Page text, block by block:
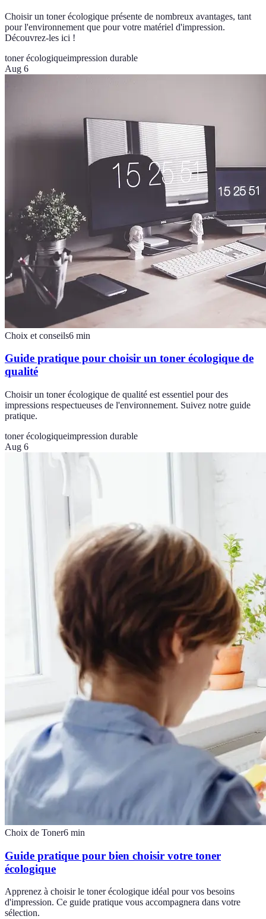
Choisir un toner écologique présente de nombreux avantages, tant
pour l'environnement que pour votre matériel d'impression.
Découvrez-les ici !
toner écologiqueimpression durable
Aug 6
Choix et conseils6 min
Guide pratique pour choisir un toner écologique de
qualité
Choisir un toner écologique de qualité est essentiel pour des
impressions respectueuses de l'environnement. Suivez notre guide
pratique.
toner écologiqueimpression durable
Aug 6
Choix de Toner6 min
Guide pratique pour bien choisir votre toner
écologique
Apprenez à choisir le toner écologique idéal pour vos besoins
d'impression. Ce guide pratique vous accompagnera dans votre
sélection.